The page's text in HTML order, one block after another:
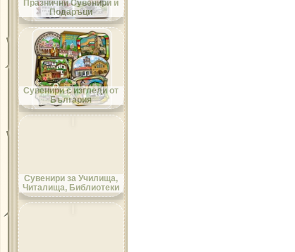
Област Кюстендил
Празнични Сувенири и
Подаръци
Сувенири с изгледи от
България
Сувенири за Училища,
Читалища, Библиотеки